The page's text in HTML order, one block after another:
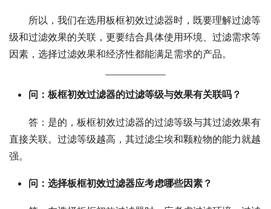
所以，我们在选用板框初效过滤器时，既要理解过滤等
级和过滤效果的关联，更要结合具体使用环境、过滤需求等
因素，选择过滤效果和经济性都能满足需求的产品。
问：板框初效过滤器的过滤等级与效果有关联吗？
答：是的，板框初效过滤器的过滤等级与其过滤效果有
直接关联。过滤等级越高，其过滤尘埃和颗粒物的能力就越
强。
问：选择板框初效过滤器应考虑哪些因素？